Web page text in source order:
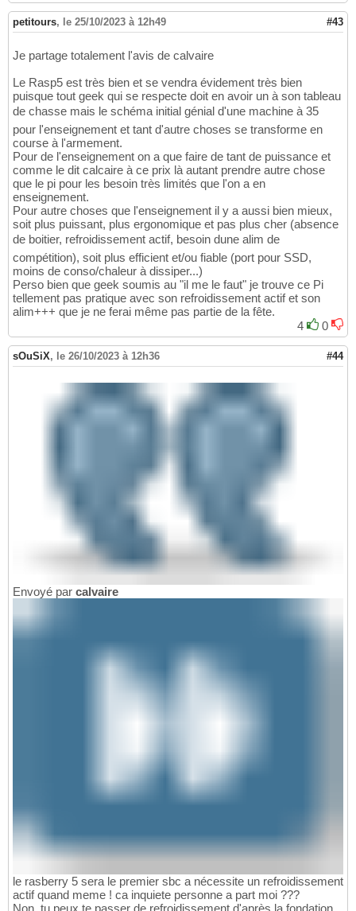
petitours, le 25/10/2023 à 12h49 #43
Je partage totalement l'avis de calvaire
Le Rasp5 est très bien et se vendra évidement très bien
puisque tout geek qui se respecte doit en avoir un à son tableau
de chasse mais le schéma initial génial d'une machine à 35
pour l'enseignement et tant d'autre choses se transforme en
course à l'armement.
Pour de l'enseignement on a que faire de tant de puissance et
comme le dit calcaire à ce prix là autant prendre autre chose
que le pi pour les besoin très limités que l'on a en
enseignement.
Pour autre choses que l'enseignement il y a aussi bien mieux,
soit plus puissant, plus ergonomique et pas plus cher (absence
de boitier, refroidissement actif, besoin dune alim de
compétition), soit plus efficient et/ou fiable (port pour SSD,
moins de conso/chaleur à dissiper...)
Perso bien que geek soumis au "il me le faut" je trouve ce Pi
tellement pas pratique avec son refroidissement actif et son
alim+++ que je ne ferai même pas partie de la fête.
4
0
sOuSiX, le 26/10/2023 à 12h36 #44
Envoyé par calvaire
le rasberry 5 sera le premier sbc a nécessite un refroidissement
actif quand meme ! ca inquiete personne a part moi ???
Non, tu peux te passer de refroidissement d'après la fondation